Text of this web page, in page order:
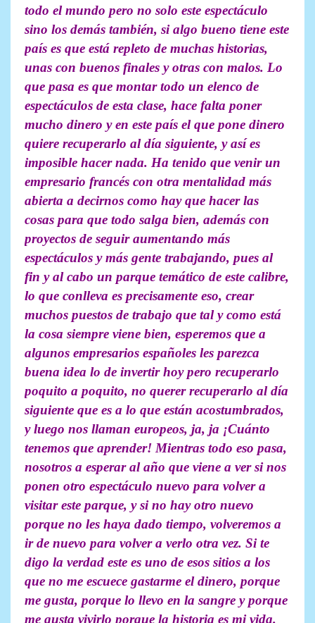
todo el mundo pero no solo este espectáculo
sino los demás también, si algo bueno tiene este
país es que está repleto de muchas historias,
unas con buenos finales y otras con malos. Lo
que pasa es que montar todo un elenco de
espectáculos de esta clase, hace falta poner
mucho dinero y en este país el que pone dinero
quiere recuperarlo al día siguiente, y así es
imposible hacer nada. Ha tenido que venir un
empresario francés con otra mentalidad más
abierta a decirnos como hay que hacer las
cosas para que todo salga bien, además con
proyectos de seguir aumentando más
espectáculos y más gente trabajando, pues al
fin y al cabo un parque temático de este calibre,
lo que conlleva es precisamente eso, crear
muchos puestos de trabajo que tal y como está
la cosa siempre viene bien, esperemos que a
algunos empresarios españoles les parezca
buena idea lo de invertir hoy pero recuperarlo
poquito a poquito, no querer recuperarlo al día
siguiente que es a lo que están acostumbrados,
y luego nos llaman europeos, ja, ja ¡Cuánto
tenemos que aprender! Mientras todo eso pasa,
nosotros a esperar al año que viene a ver si nos
ponen otro espectáculo nuevo para volver a
visitar este parque, y si no hay otro nuevo
porque no les haya dado tiempo, volveremos a
ir de nuevo para volver a verlo otra vez. Si te
digo la verdad este es uno de esos sitios a los
que no me escuece gastarme el dinero, porque
me gusta, porque lo llevo en la sangre y porque
me gusta vivirlo porque la historia es mi vida.